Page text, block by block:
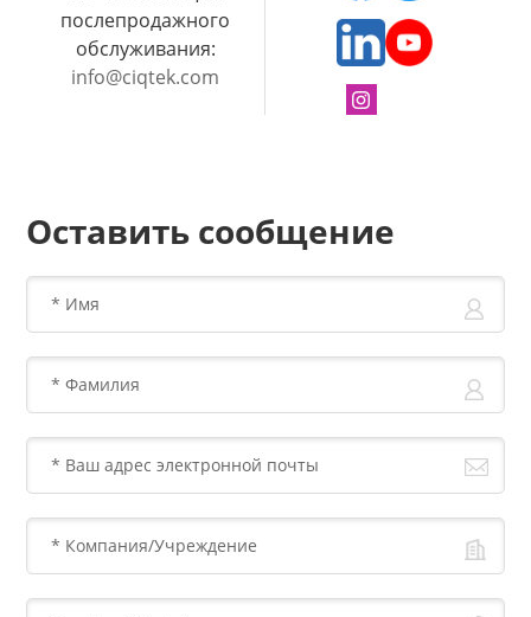
послепродажного
обслуживания:
info@ciqtek.com
Оставить сообщение